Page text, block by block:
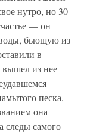
нутро, но 30
— он
бьющую из
в
из нее
песка,
она
следы самого